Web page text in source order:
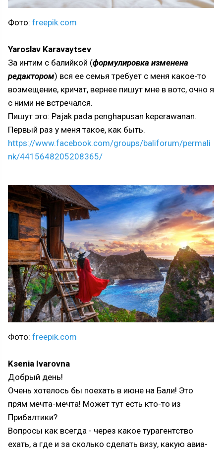
Фото: freepik.com
Yaroslav Karavaytsev
За интим с балийкой (формулировка изменена
редактором) вся ее семья требует с меня какое-то
возмещение, кричат, вернее пишут мне в вотс, очно я
с ними не встречался.
Пишут это: Pajak pada penghapusan keperawanan.
Первый раз у меня такое, как быть.
https://www.facebook.com/groups/baliforum/permali
nk/4415648205208365/
Фото: freepik.com
Ksenia Ivarovna
Добрый день!
Очень хотелось бы поехать в июне на Бали! Это
прям мечта-мечта! Может тут есть кто-то из
Прибалтики?
Вопросы как всегда - через какое турагентство
ехать, а где и за сколько сделать визу, какую авиа-